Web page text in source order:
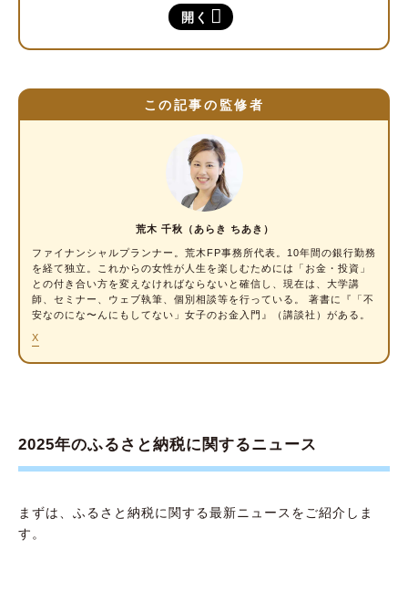
開く
①所得税の還付と住民税の控除を受けられる
③寄附した自治体から返礼品がもらえる
④寄附金の使い道を指定できる
⑤クレジットカードのポイントが貯まる場合
ふるさと納税を最大限に活用する方法
ワンストップ特例制度で確定申告の手間を省
く
所得控除を受けるために、スケジュール管理
に注意する
定年退職して収入は公的年金のみの人は注意
この記事の監修者
荒木 千秋（あらき ちあき）
ファイナンシャルプランナー
。荒木FP事務所代表。10年間の銀行勤務
を経て独立。これからの女性が人生を楽しむためには「お金・投資」
との付き合い方を変えなければならないと確信し、現在は、大学講
師、セミナー、ウェブ執筆、個別相談等を行っている。 著書に『「不
安なのにな〜んにもしてない」女子のお金入門』（講談社）がある。
X
2025年のふるさと納税に関するニュース
まずは、ふるさと納税に関する最新ニュースをご紹介しま
す。